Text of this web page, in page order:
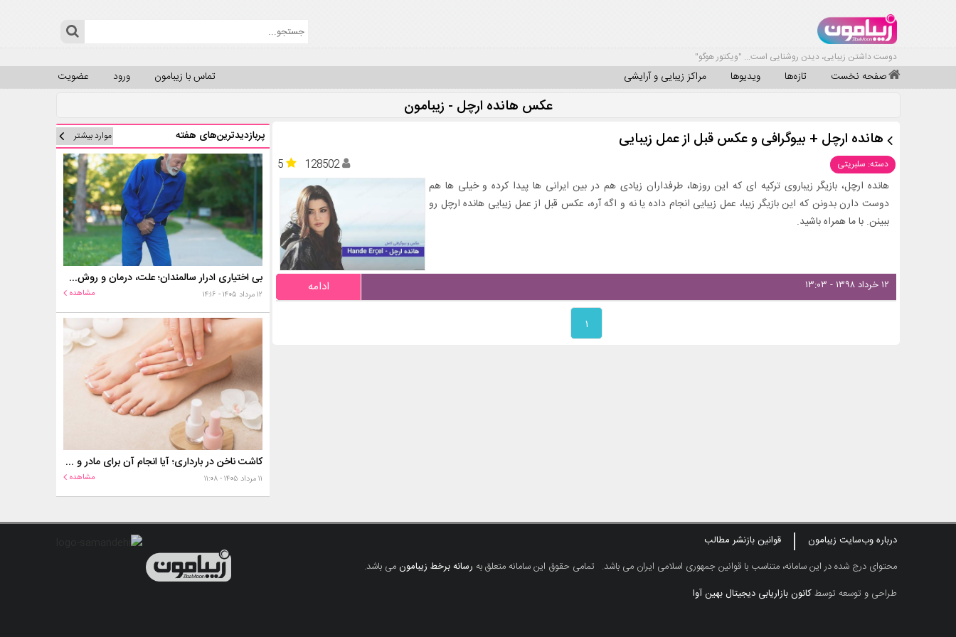
دوست داشتن زیبایی، دیدن روشنایی است... "ویکتور هوگو"
صفحه نخست تازه‌ها ویدیوها مراکز زیبایی و آرایشی عضویت ورود تماس با زیبامون
عکس هانده ارچل - زیبامون
هانده ارچل + بیوگرافی و عکس قبل از عمل زیبایی
دسته: سلبریتی 5
128502
هانده ارچل، بازیگر زیباروی ترکیه ای که این روزها، طرفداران زیادی هم در بین ایرانی ها پیدا کرده و خیلی ها هم
دوست دارن بدونن که این بازیگر زیبا، عمل زیبایی انجام داده یا نه و اگه آره، عکس قبل از عمل زیبایی هانده ارچل رو
ببینن. با ما همراه باشید.
۱۲ خرداد ۱۳۹۸ - ۱۳:۰۳ ادامه
۱
پربازدیدترین‌های هفته موارد بیشتر
بی اختیاری ادرار سالمندان؛ علت، درمان و روش‌های کنترل در منزل
۱۲ مرداد ۱۴۰۵ - ۱۴:۱۶ مشاهده
کاشت ناخن در بارداری؛ آیا انجام آن برای مادر و جنین خطر دارد؟
۱۱ مرداد ۱۴۰۵ - ۱۱:۰۸ مشاهده
درباره وب‌سایت زیبامون
قوانین بازنشر مطالب
محتوای درج شده در این سامانه، متناسب با قوانین جمهوری اسلامی ایران می باشد. تمامی حقوق این سامانه متعلق به رسانه برخط زیبامونمی باشد.
طراحی و توسعه توسطکانون بازاریابی دیجیتال بهین آوا